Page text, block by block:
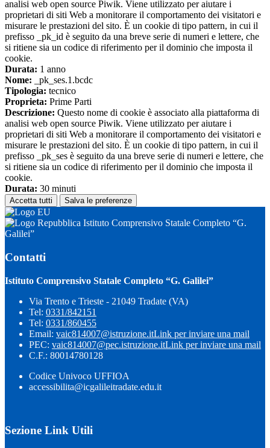
analisi web open source Piwik. Viene utilizzato per aiutare i
proprietari di siti Web a monitorare il comportamento dei visitatori e
misurare le prestazioni del sito. È un cookie di tipo pattern, in cui il
prefisso _pk_id è seguito da una breve serie di numeri e lettere, che
si ritiene sia un codice di riferimento per il dominio che imposta il
cookie.
Durata: 1 anno
Nome: _pk_ses.1.bcdc
Tipologia: tecnico
Proprieta: Prime Parti
Descrizione: Questo nome di cookie è associato alla piattaforma di
analisi web open source Piwik. Viene utilizzato per aiutare i
proprietari di siti Web a monitorare il comportamento dei visitatori e
misurare le prestazioni del sito. È un cookie di tipo pattern, in cui il
prefisso _pk_ses è seguito da una breve serie di numeri e lettere, che
si ritiene sia un codice di riferimento per il dominio che imposta il
cookie.
Durata: 30 minuti
Accetta tutti Salva le preferenze
Istituto Comprensivo Statale Completo “G.
Galilei”
Contatti
Istituto Comprensivo Statale Completo “G. Galilei”
Via Trento e Trieste - 21049 Tradate (VA)
Tel: 0331/842151
Tel: 0331/860455
Email: vaic814007@istruzione.itLink per inviare una mail
PEC: vaic814007@pec.istruzione.itLink per inviare una mail
C.F.: 80014780128
Codice Univoco UFFIOA
accessibilita@icgalileitradate.edu.it
Sezione Link Utili